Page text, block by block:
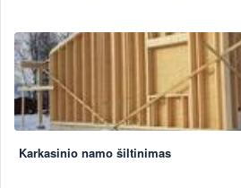
Karkasinio namo šiltinimas